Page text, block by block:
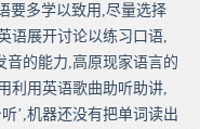
要多学以致用,尽量选择
语展开讨论以练习口语,
音的能力,高原现家语言的
利用英语歌曲助听助讲,
’,机器还没有把单词读出